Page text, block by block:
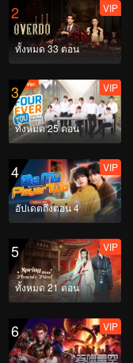
VIP
2
ทั้งหมด 33 ตอน
VIP
3
ทั้งหมด 25 ตอน
VIP
4
อัปเดตถึงตอน 4
VIP
5
ทั้งหมด 21 ตอน
VIP
6 VIP